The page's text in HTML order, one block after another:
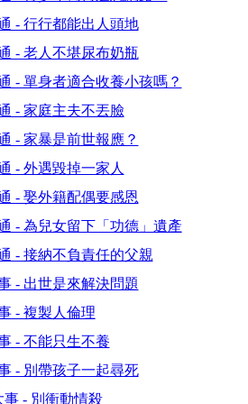
- 行行都能出人頭地
- 老人不堪尿布奶瓶
- 單身者適合收養小孩嗎？
- 家庭主夫不丟臉
- 家暴是前世報應？
- 外遇毀掉一家人
- 娶外籍配偶要感恩
- 為兒女留下「功德」遺產
- 接納不負責任的父親
- 出世是來解決問題
- 複製人倫理
- 不能只生不養
- 別帶孩子一起尋死
事 - 別衝動情殺